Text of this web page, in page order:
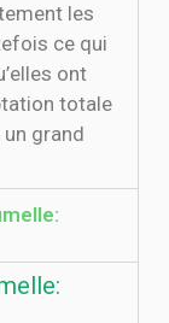
les
ce qui
ont
totale
un grand